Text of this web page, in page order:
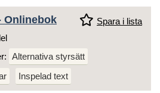
Onlinebok
Spara i lista
Alternativa styrsätt
Inspelad text